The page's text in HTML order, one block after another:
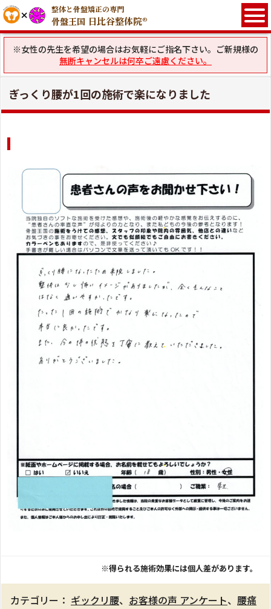
整体と骨盤矯正の専門
骨盤王国 日比谷整体院®
※女性の先生を希望の場合はお気軽にご指名下さい。ご新規様の
無断キャンセルは何卒ご遠慮ください。
ぎっくり腰が1回の施術で楽になりました
※得られる施術効果には個人差があります。
カテゴリー： ギックリ腰、 お客様の声 アンケート、 腰痛